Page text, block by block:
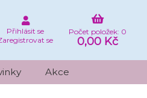
Počet položek: 0
0,00 Kč
Přihlásit se
se
Akce